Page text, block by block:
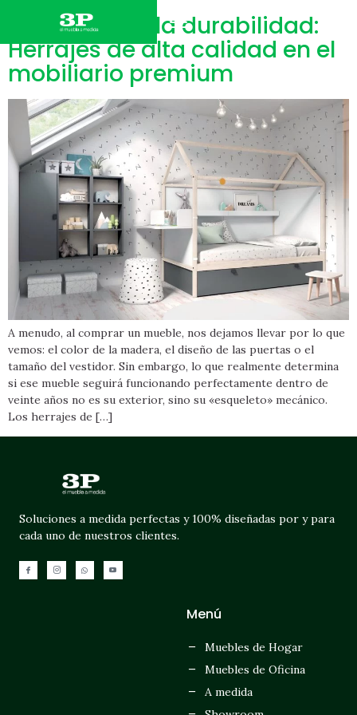
El secreto de la durabilidad:
Herrajes de alta calidad en el
mobiliario premium
A menudo, al comprar un mueble, nos dejamos llevar por lo que
vemos: el color de la madera, el diseño de las puertas o el
tamaño del vestidor. Sin embargo, lo que realmente determina
si ese mueble seguirá funcionando perfectamente dentro de
veinte años no es su exterior, sino su «esqueleto» mecánico.
Los herrajes de […]
Soluciones a medida perfectas y 100% diseñadas por y para
cada uno de nuestros clientes.
Menú
Muebles de Hogar
Muebles de Oficina
A medida